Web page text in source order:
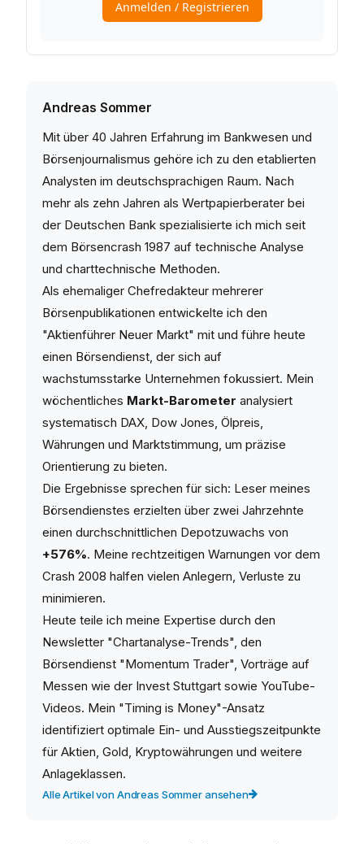
Andreas Sommer
Mit über 40 Jahren Erfahrung im Bankwesen und
Börsenjournalismus gehöre ich zu den etablierten
Analysten im deutschsprachigen Raum. Nach
mehr als zehn Jahren als Wertpapierberater bei
der Deutschen Bank spezialisierte ich mich seit
dem Börsencrash 1987 auf technische Analyse
und charttechnische Methoden.
Als ehemaliger Chefredakteur mehrerer
Börsenpublikationen entwickelte ich den
"Aktienführer Neuer Markt" mit und führe heute
einen Börsendienst, der sich auf
wachstumsstarke Unternehmen fokussiert. Mein
wöchentliches Markt-Barometer analysiert
systematisch DAX, Dow Jones, Ölpreis,
Währungen und Marktstimmung, um präzise
Orientierung zu bieten.
Die Ergebnisse sprechen für sich: Leser meines
Börsendienstes erzielten über zwei Jahrzehnte
einen durchschnittlichen Depotzuwachs von
+576%. Meine rechtzeitigen Warnungen vor dem
Crash 2008 halfen vielen Anlegern, Verluste zu
minimieren.
Heute teile ich meine Expertise durch den
Newsletter "Chartanalyse-Trends", den
Börsendienst "Momentum Trader", Vorträge auf
Messen wie der Invest Stuttgart sowie YouTube-
Videos. Mein "Timing is Money"-Ansatz
identifiziert optimale Ein- und Ausstiegszeitpunkte
für Aktien, Gold, Kryptowährungen und weitere
Anlageklassen.
Alle Artikel von Andreas Sommer ansehen